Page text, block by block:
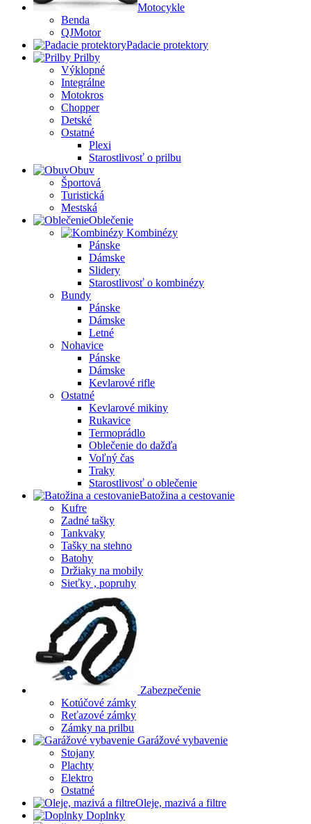
Motocykle
Benda
QJMotor
Padacie protektory
Prilby
Výklopné
Integrálne
Motokros
Chopper
Detské
Ostatné
Plexi
Starostlivosť o prilbu
Obuv
Športová
Turistická
Mestská
Oblečenie
Kombinézy
Pánske
Dámske
Slidery
Starostlivosť o kombinézy
Bundy
Pánske
Dámske
Letné
Nohavice
Pánske
Dámske
Kevlarové rifle
Ostatné
Kevlarové mikiny
Rukavice
Termoprádlo
Oblečenie do dažďa
Voľný čas
Traky
Starostlivosť o oblečenie
Batožina a cestovanie
Kufre
Zadné tašky
Tankvaky
Tašky na stehno
Batohy
Držiaky na mobily
Sieťky , popruhy
Zabezpečenie
Kotúčové zámky
Reťazové zámky
Zámky na prilbu
Garážové vybavenie
Stojany
Plachty
Elektro
Ostatné
Oleje, mazivá a filtre
Doplnky